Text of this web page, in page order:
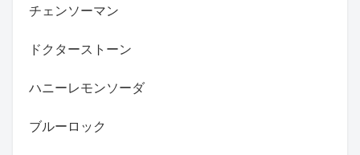
チェンソーマン
ドクターストーン
ハニーレモンソーダ
ブルーロック